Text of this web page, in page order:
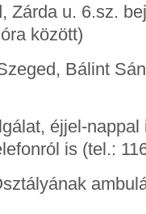
Zárda u. 6.sz.
között)
Bálint
éjjel-nappal
is (tel.: